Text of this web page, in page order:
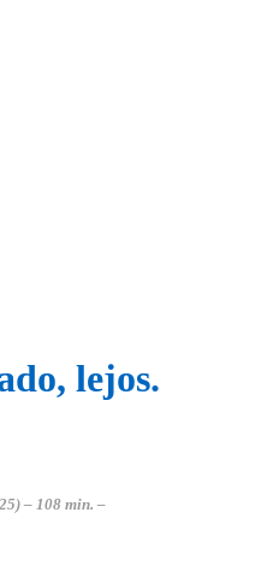
lejos.
– 108 min. –